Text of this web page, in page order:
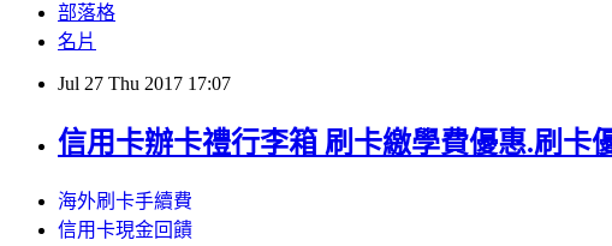
部落格
名片
Jul 27 Thu 2017 17:07
信用卡辦卡禮行李箱 刷卡繳學費優惠.刷卡
海外刷卡手續費
信用卡現金回饋